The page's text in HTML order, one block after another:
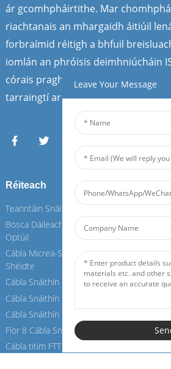
ár gcomhpháirtithe. Mar
riachtanais an mhargaidh áitiúil
forbraímid réitigh a bhfuil
iomlán an phróisis deimhniúcháin
córais praghsála agus na réitigh
tarraingtí ar fáil.
Réiteach
Teanntáin Snáithín Optúla
Bosca Dáileacháin Snáithín
Optúil
Cábla Micrea-Snáithín Aer-
Shéidte
Cábla Snáithín Laistigh
Cábla Snáithín OPGW
Cábla Snáithín Aeir
Fíor 8 Cábla Snáithín
Cábla titim FTTH
Bosca
Optúil
Cábla
Shéidte
Cábla
Fíor 8
Leave Your Message